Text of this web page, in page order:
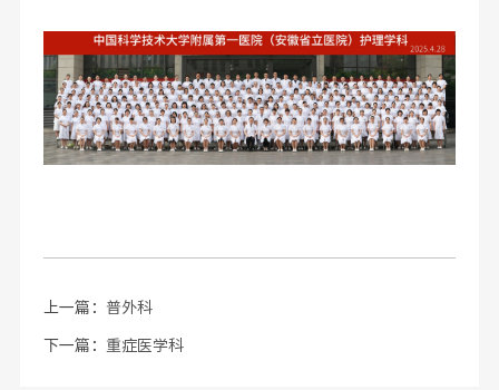
上一篇： 普外科
下一篇： 重症医学科